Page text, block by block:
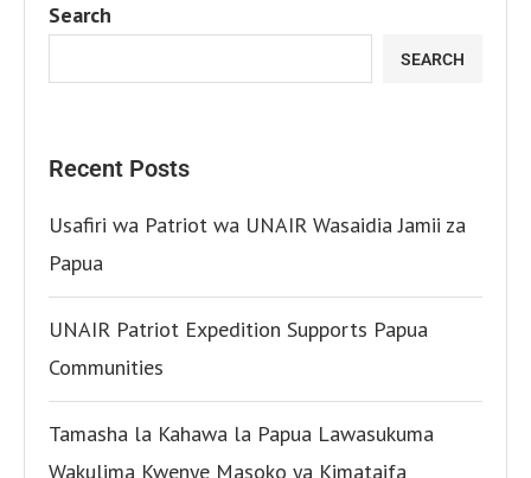
Search
SEARCH
Recent Posts
Usafiri wa Patriot wa UNAIR Wasaidia Jamii za
Papua
UNAIR Patriot Expedition Supports Papua
Communities
Tamasha la Kahawa la Papua Lawasukuma
Wakulima Kwenye Masoko ya Kimataifa